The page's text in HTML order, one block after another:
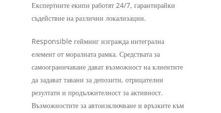
Експертните екипи работят 24/7, гарантирайки
съдействие на различни локализации.
Responsible гейминг изгражда интегрална
елемент от моралната рамка. Средствата за
самоограничаване дават възможност на клиентите
да задават тавани за депозити, отрицателни
резултати и продължителност за активност.
Възможностите за автоизключване и връзките към